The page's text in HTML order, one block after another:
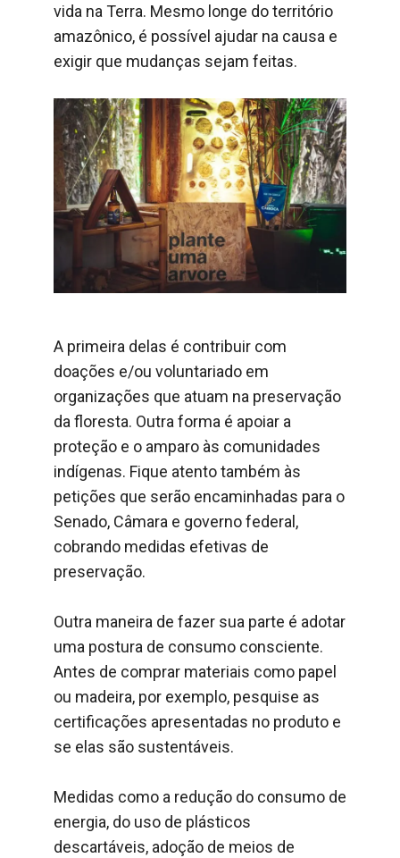
vida na Terra. Mesmo longe do território
amazônico, é possível ajudar na causa e
exigir que mudanças sejam feitas.
A primeira delas é contribuir com
doações e/ou voluntariado em
organizações que atuam na preservação
da floresta. Outra forma é apoiar a
proteção e o amparo às comunidades
indígenas. Fique atento também às
petições que serão encaminhadas para o
Senado, Câmara e governo federal,
cobrando medidas efetivas de
preservação.
Outra maneira de fazer sua parte é adotar
uma postura de consumo consciente.
Antes de comprar materiais como papel
ou madeira, por exemplo, pesquise as
certificações apresentadas no produto e
se elas são sustentáveis.
Medidas como a redução do consumo de
energia, do uso de plásticos
descartáveis, adoção de meios de